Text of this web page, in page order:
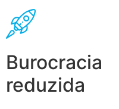
Burocracia
reduzida